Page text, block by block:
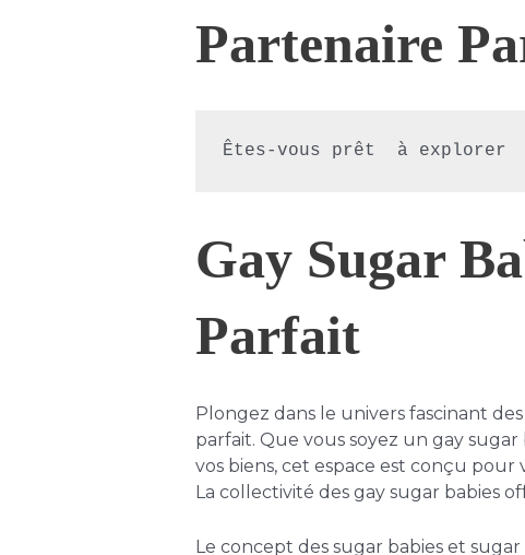
Partenaire
Gay Sugar
Parfait
Plongez dans le univers fascinant
parfait. Que vous soyez un gay
vos biens, cet espace est conçu
La collectivité des gay sugar babies
Le concept des sugar babies et